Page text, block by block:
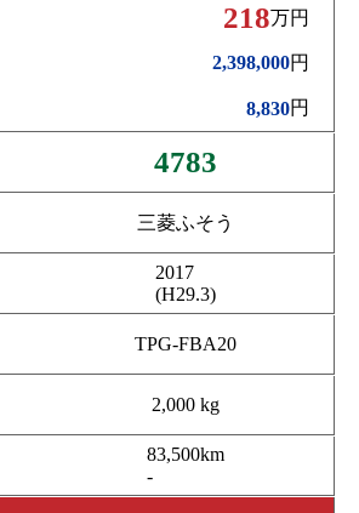
218万円
2,398,000円
8,830円
4783
三菱ふそう
2017
(H29.3)
TPG-FBA20
2,000 kg
83,500km
-